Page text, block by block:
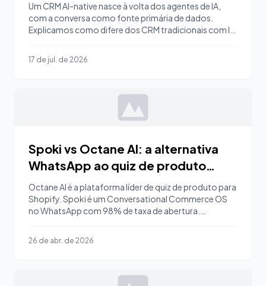
Um CRM AI-native nasce à volta dos agentes de IA,
com a conversa como fonte primária de dados.
Explicamos como difere dos CRM tradicionais com IA
17 de jul. de 2026
Spoki vs Octane AI: a alternativa
WhatsApp ao quiz de produto
Shopify
Octane AI é a plataforma líder de quiz de produto para
Shopify. Spoki é um Conversational Commerce OS
no WhatsApp com 98% de taxa de abertura.
26 de abr. de 2026